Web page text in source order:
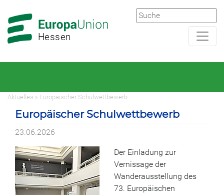
Hauptnavigation
Hauptbereich
Hessen
Aktuelles » Europäischer Schulwettbewerb
Europäischer Schulwettbewerb
23.06.2026
Der Einladung zur
Vernissage der
Wanderausstellung des
73. Europäischen